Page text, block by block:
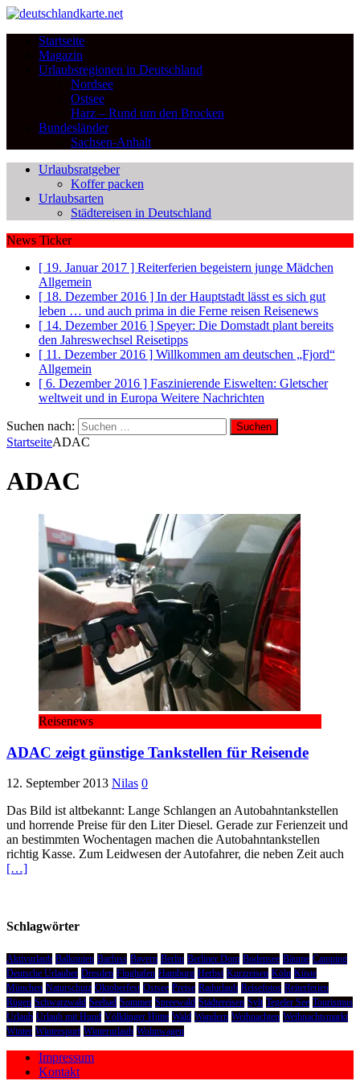
Startseite
Magazin
Urlaubsregionen in Deutschland
Nordsee
Ostsee
Harz – Rund um den Brocken
Bundesländer
Sachsen-Anhalt
Urlaubsratgeber
Koffer packen
Urlaubsarten
Städtereisen in Deutschland
News Ticker
[ 19. Januar 2017 ] Reiterferien begeistern junge Mädchen
Allgemein
[ 18. Dezember 2016 ] In der Hauptstadt lässt es sich gut
leben … und auch prima in die Ferne reisen Reisenews
[ 14. Dezember 2016 ] Speyer: Die Domstadt plant bereits
den Jahreswechsel Reisetipps
[ 11. Dezember 2016 ] Willkommen am deutschen „Fjord“
Allgemein
[ 6. Dezember 2016 ] Faszinierende Eiswelten: Gletscher
weltweit und in Europa Weitere Nachrichten
Suchen nach:
StartseiteADAC
ADAC
Reisenews
ADAC zeigt günstige Tankstellen für Reisende
12. September 2013 Nilas 0
Das Bild ist altbekannt: Lange Schlangen an Autobahntankstellen
und horrende Preise für den Liter Diesel. Gerade zur Ferienzeit und
an bestimmten Wochentagen machen die Autobahntankstellen
richtig Kasse. Zum Leidwesen der Autofahrer, die neben Zeit auch
[…]
Schlagwörter
Aktivurlaub Balkonien Barfuss Bayern Berlin Berliner Dom Bodensee Bäume Camping
Deutsche Urlauber Dresden Flughafen Hamburg Herbst Kurzreisen Köln Küste
München Naturschutz Oktoberfest Ostsee Preise Radurlaub Reisefotos Reiterferien
Rügen Schwarzwald Seebad Sommer Spreewald Städtereisen Sylt Tegeler See Tourismus
Urlaub Urlaub mit Hund Völklinger Hütte Wald Wandern Weihnachten Weihnachtsmarkt
Winter Wintersport Winterurlaub Wohnwagen
Impressum
Kontakt